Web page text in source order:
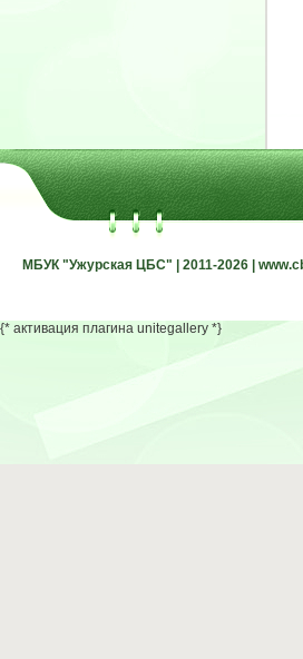
МБУК "Ужурская ЦБС" | 2011-2026 |
МБУК "Ужурская ЦБС" | 2011-2026 |
{* активация плагина unitegallery *}